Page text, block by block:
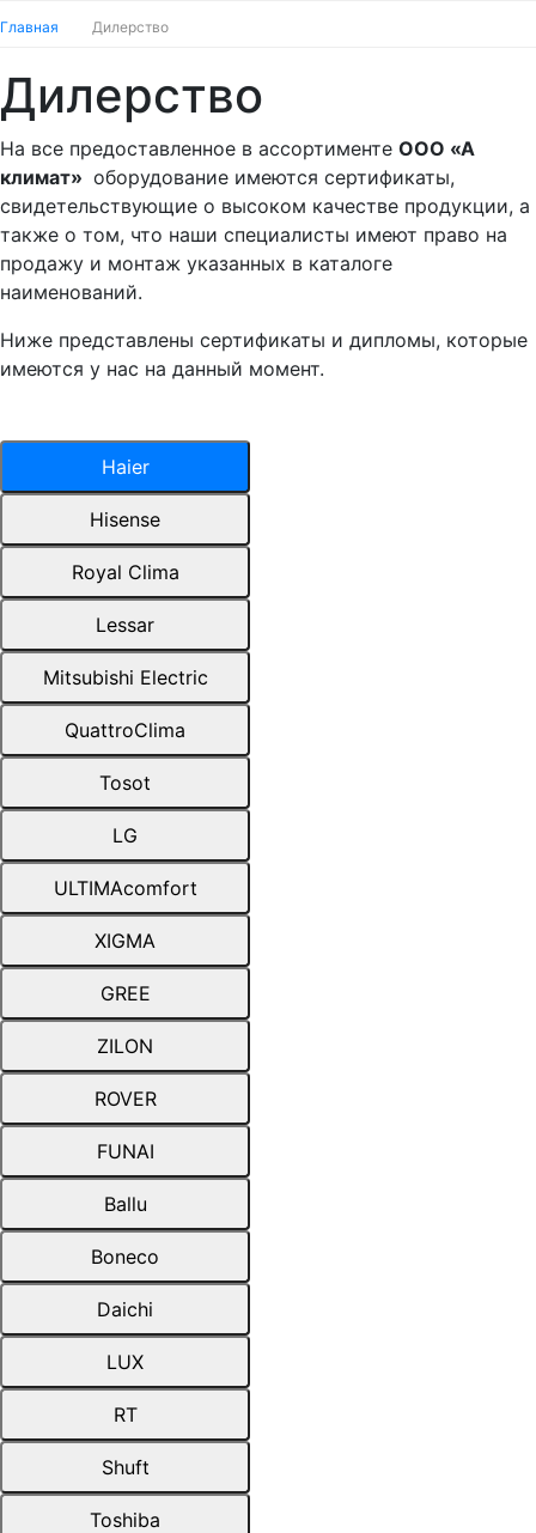
Главная Дилерство
Дилерство
На все предоставленное в ассортименте ООО «А
климат» оборудование имеются сертификаты,
свидетельствующие о высоком качестве продукции, а
также о том, что наши специалисты имеют право на
продажу и монтаж указанных в каталоге
наименований.
Ниже представлены сертификаты и дипломы, которые
имеются у нас на данный момент.
Haier
Hisense
Royal Clima
Lessar
Mitsubishi Electric
QuattroClima
Tosot
LG
ULTIMAcomfort
XIGMA
GREE
ZILON
ROVER
FUNAI
Ballu
Boneco
Daichi
LUX
RT
Shuft
Toshiba